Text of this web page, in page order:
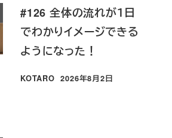
#126 全体の流れが１日
でわかりイメージできる
ようになった！
KOTARO
投稿日
2026年8月2日